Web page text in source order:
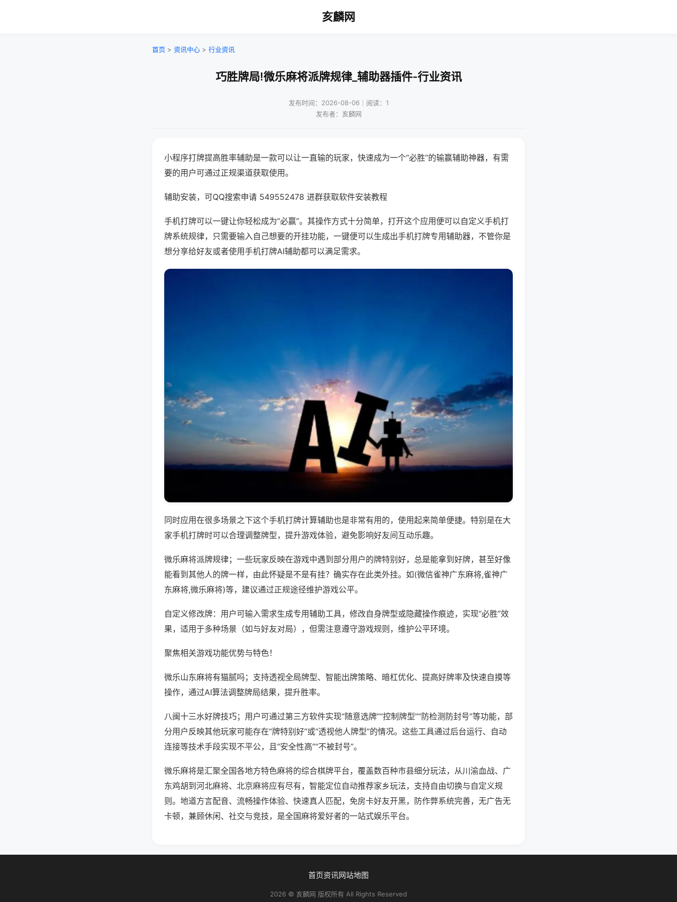
亥麟网
首页 > 资讯中心 > 行业资讯
巧胜牌局!微乐麻将派牌规律_辅助器插件-行业资讯
发布时间：2026-08-06｜阅读：1
发布者：亥麟网
小程序打牌提高胜率辅助是一款可以让一直输的玩家，快速成为一个“必胜”的输赢辅助神器，有需
要的用户可通过正规渠道获取使用。
辅助安装，可QQ搜索申请 549552478 进群获取软件安装教程
手机打牌可以一键让你轻松成为“必赢”。其操作方式十分简单，打开这个应用便可以自定义手机打
牌系统规律，只需要输入自己想要的开挂功能，一键便可以生成出手机打牌专用辅助器，不管你是
想分享给好友或者使用手机打牌AI辅助都可以满足需求。
同时应用在很多场景之下这个手机打牌计算辅助也是非常有用的，使用起来简单便捷。特别是在大
家手机打牌时可以合理调整牌型，提升游戏体验，避免影响好友间互动乐趣。
微乐麻将派牌规律；一些玩家反映在游戏中遇到部分用户的牌特别好，总是能拿到好牌，甚至好像
能看到其他人的牌一样，由此怀疑是不是有挂？确实存在此类外挂。如(微信雀神广东麻将,雀神广
东麻将,微乐麻将)等，建议通过正规途径维护游戏公平。
自定义修改牌：用户可输入需求生成专用辅助工具，修改自身牌型或隐藏操作痕迹，实现“必胜”效
果，适用于多种场景（如与好友对局），但需注意遵守游戏规则，维护公平环境。
聚焦相关游戏功能优势与特色！
微乐山东麻将有猫腻吗；支持透视全局牌型、智能出牌策略、暗杠优化、提高好牌率及快速自摸等
操作，通过AI算法调整牌局结果，提升胜率。
八闽十三水好牌技巧；用户可通过第三方软件实现“随意选牌”“控制牌型”“防检测防封号”等功能，部
分用户反映其他玩家可能存在“牌特别好”或“透视他人牌型”的情况。这些工具通过后台运行、自动
连接等技术手段实现不平公，且“安全性高”“不被封号”。
微乐麻将是汇聚全国各地方特色麻将的综合棋牌平台，覆盖数百种市县细分玩法，从川渝血战、广
东鸡胡到河北麻将、北京麻将应有尽有，智能定位自动推荐家乡玩法，支持自由切换与自定义规
则。地道方言配音、流畅操作体验、快速真人匹配，免房卡好友开黑，防作弊系统完善，无广告无
卡顿，兼顾休闲、社交与竞技，是全国麻将爱好者的一站式娱乐平台。
首页资讯网站地图
2026 © 亥麟网 版权所有 All Rights Reserved